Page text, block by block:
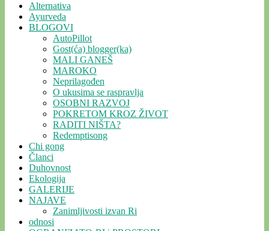
Alternativa
Ayurveda
BLOGOVI
AutoPillot
Gost(ća) blogger(ka)
MALI GANEŠ
MAROKO
Neprilagođen
O ukusima se raspravlja
OSOBNI RAZVOJ
POKRETOM KROZ ŽIVOT
RADITI NIŠTA?
Redemptisong
Chi gong
Članci
Duhovnost
Ekologija
GALERIJE
NAJAVE
Zanimljivosti izvan Ri
odnosi